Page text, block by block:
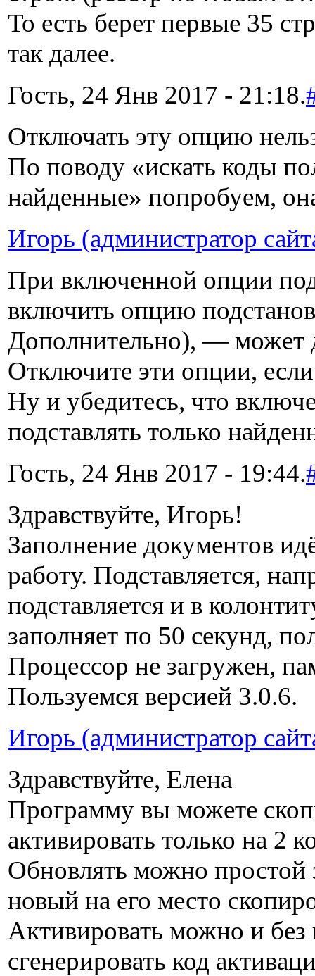
То есть берет первые 35
так далее.
Гость, 24 Янв 2017 - 21:18.
Отключать эту опцию
По поводу «искать коды
найденные» попробуем,
Игорь (администратор
При включенной опции
включить опцию
Дополнительно), — может
Отключите эти опции,
Ну и убедитесь, что
подставлять только
Гость, 24 Янв 2017 - 19:44.
Здравствуйте, Игорь!
Заполнение документов
работу. Подставляется,
подставляется и в
заполняет по 50 секунд,
Процессор не загружен,
Пользуемся версией 3.0.6.
Игорь (администратор
Здравствуйте, Елена
Программу вы можете
активировать только на 2
Обновлять можно простой
новый на его место
Активировать можно и
сгенерировать код